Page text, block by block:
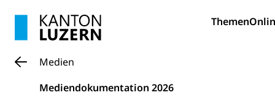
Themen
Medien
Mediendokumentation 2026
Stipendien
Universität
Technische